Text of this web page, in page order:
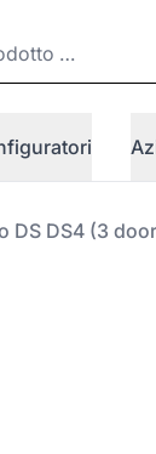
DS DS4 (3